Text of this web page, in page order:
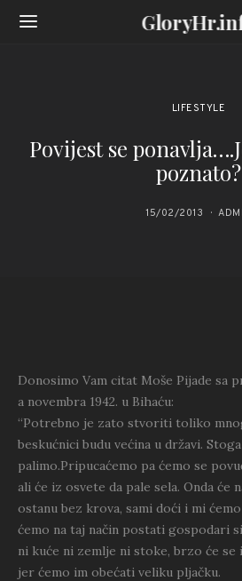
LIFESTYLE
Povijest se
poznato?
15/02/2013
Donosimo Vam citat Moše Pijade sa
a novembra 1942. u Bihaću:
“Potrebno je zato stvoriti toliko
beskućnici budu većina u državi.
palimo.Pripucaćemo pa ćemo se
ali će iz osvete da pale sela. Onda će
ostanu bez krova, sami doći i mi
ćemo na taj način postati gospodari
ni kuće ni zemlje ni stoke, brzo će se
jer ćemo im obećati veliku pljačku.